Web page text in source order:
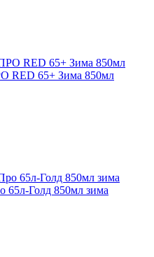
RED 65+ Зима 850мл
65л-Голд 850мл зима